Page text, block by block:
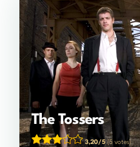
The Tossers
3,20/5(5 votes)